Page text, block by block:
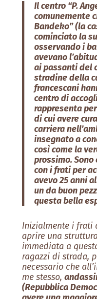
Il centro “P.
comunemente
Bandeko” (la
cominciato la
osservando i
avevano
ai passanti del
stradine della
francescani
centro di
rappresenta
di cui avere
carriera
insegnato a
così come la
prossimo. Sono
con i frati per
avevo 25 anni
un da buon
questa bella
Inizialmente i frati
aprire una
immediata a
ragazzi di strada,
necessario che
me stesso,
(Repubblica